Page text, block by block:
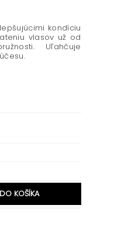
kondíciu
vlasov už od
Uľahčuje